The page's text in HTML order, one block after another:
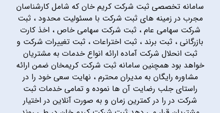
سامانه تخصصی ثبت شرکت کریم خان که شامل کارشناسان
مجرب در زمینه های ثبت شرکت با مسئولیت محدود ، ثبت
شرکت سهامی عام ، ثبت شرکت سهامی خاص ، اخذ کارت
بازرگانی ، ثبت برند ، ثبت اختراعات ، ثبت تغییرات شرکت و
ثبت انحلال شرکت آماده ارائه انواع خدمات به مشتریان
خواهد بود همچنین سامانه ثبت شرکت کریمخان ضمن ارائه
مشاوره رایگان به مدیران محترم ، نهایت سعی خود را در
راستای جلب رضایت آن ها نموده و تمامی خدمات ثبت
شرکت در را در کمترین زمان و به صورت آنلاین در اختیار